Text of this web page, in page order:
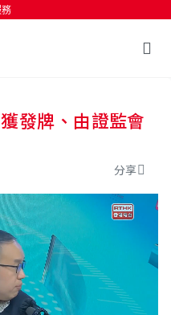
始搜尋發牌、由證監會
分享